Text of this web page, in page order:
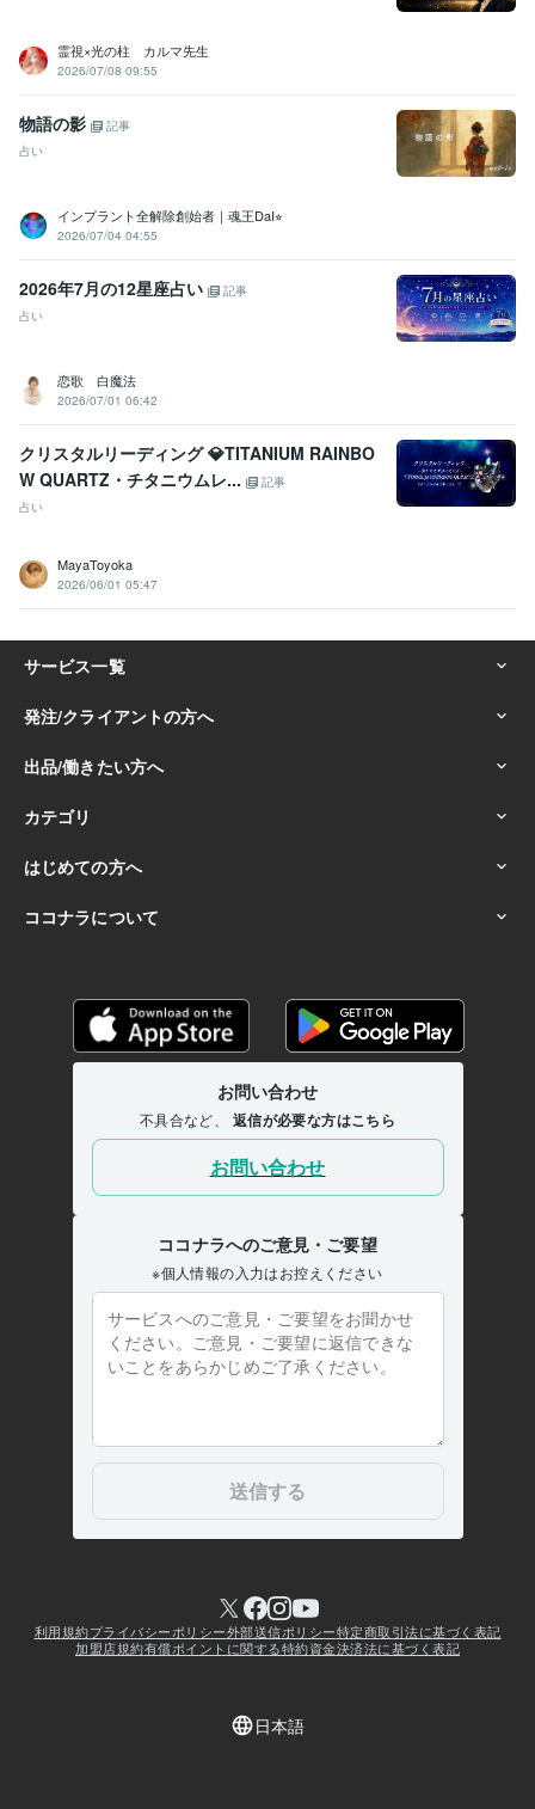
霊視×光の柱 カルマ先生
2026/07/08 09:55
物語の影
記事
占い
インプラント全解除創始者｜魂王DaI⭐︎
2026/07/04 04:55
2026年7月の12星座占い
記事
占い
恋歌 白魔法
2026/07/01 06:42
クリスタルリーディング 💎TITANIUM RAINBO
W QUARTZ・チタニウムレ...
記事
占い
MayaToyoka
2026/06/01 05:47